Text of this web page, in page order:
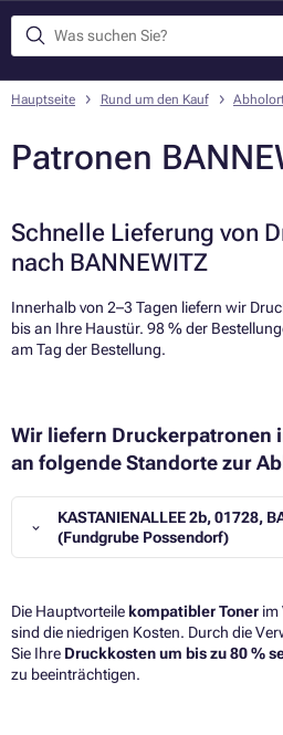
Hauptseite Rund um den Kauf
Patronen
Schnelle Lieferung von
nach BANNEWITZ
Innerhalb von 2–3 Tagen liefern wir
bis an Ihre Haustür. 98 % der
am Tag der Bestellung.​
Wir liefern Druckerpatronen
an folgende Standorte zur
KASTANIENALLEE 2b, 01728,
(Fundgrube Possendorf)
Die Hauptvorteile kompatibler Toner im
sind die niedrigen Kosten. Durch die
Sie Ihre Druckkosten um bis zu 80 %
zu beeinträchtigen.​